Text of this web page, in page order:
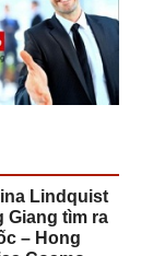
Lindquist
Giang tìm ra
– Hong